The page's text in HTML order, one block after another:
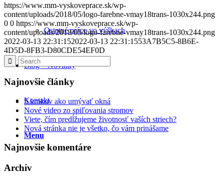
Ostatné práce vo výškach
Blog – Novinky
Kontakt
Menu
https://www.mm-vyskoveprace.sk/wp-
content/uploads/2018/05/logo-farebne-vmay18trans-1030x244.png
0 0 https://www.mm-vyskoveprace.sk/wp-
content/uploads/2018/05/logo-farebne-vmay18trans-1030x244.png
2022-03-13 22:31:152022-03-13 22:31:1553A7B5C5-8B6E-
4D5D-8FB3-D80CDE54EF0D
Najnovšie články
5 krokov ako umývať okná
Nové video zo spiľovania stromov
Viete, čím predĺžujeme životnosť vaších striech?
Nová stránka nie je všetko, čo vám prinášame
Najnovšie komentáre
Archív